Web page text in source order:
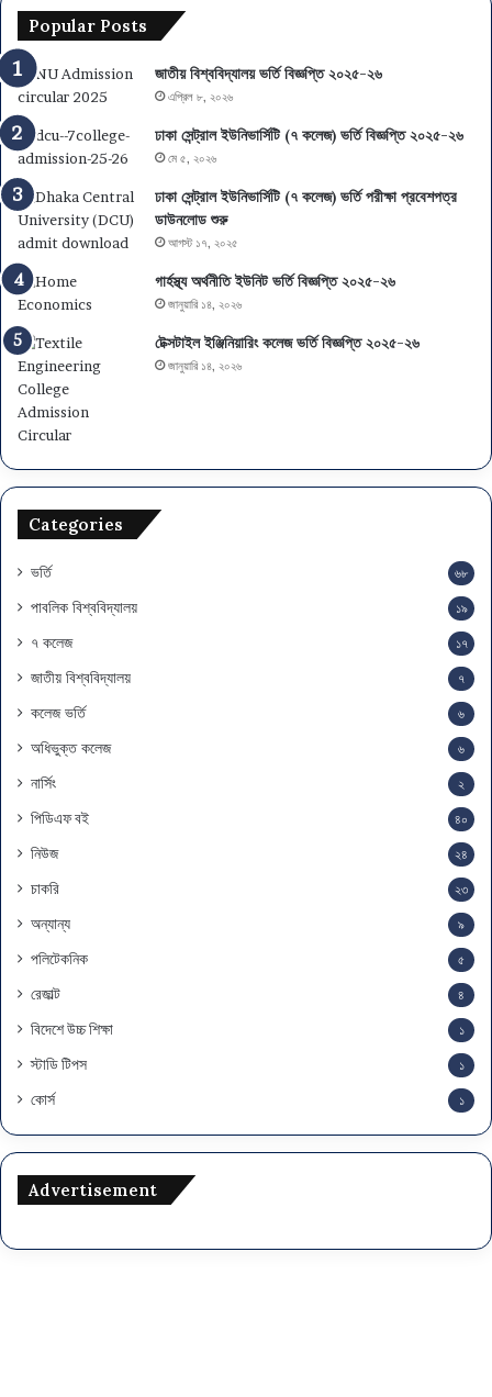
Popular Posts
জাতীয় বিশ্ববিদ্যালয় ভর্তি বিজ্ঞপ্তি ২০২৫-২৬
এপ্রিল ৮, ২০২৬
ঢাকা সেন্ট্রাল ইউনিভার্সিটি (৭ কলেজ) ভর্তি বিজ্ঞপ্তি ২০২৫-২৬
মে ৫, ২০২৬
ঢাকা সেন্ট্রাল ইউনিভার্সিটি (৭ কলেজ) ভর্তি পরীক্ষা প্রবেশপত্র
ডাউনলোড শুরু
আগস্ট ১৭, ২০২৫
গার্হস্থ্য অর্থনীতি ইউনিট ভর্তি বিজ্ঞপ্তি ২০২৫-২৬
জানুয়ারি ১৪, ২০২৬
টেক্সটাইল ইঞ্জিনিয়ারিং কলেজ ভর্তি বিজ্ঞপ্তি ২০২৫-২৬
জানুয়ারি ১৪, ২০২৬
Categories
ভর্তি ৬৮
পাবলিক বিশ্ববিদ্যালয় ১৯
৭ কলেজ ১৭
জাতীয় বিশ্ববিদ্যালয় ৭
কলেজ ভর্তি ৬
অধিভুক্ত কলেজ ৬
নার্সিং ২
পিডিএফ বই ৪০
নিউজ ২৪
চাকরি ২৩
অন্যান্য ৯
পলিটেকনিক ৫
রেজাল্ট ৪
বিদেশে উচ্চ শিক্ষা ১
স্টাডি টিপস ১
কোর্স ১
Advertisement